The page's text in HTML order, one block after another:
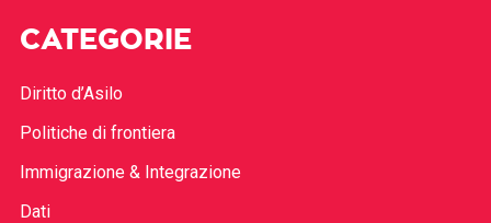
CATEGORIE
Diritto d’Asilo
Politiche di frontiera
Immigrazione & Integrazione
Dati